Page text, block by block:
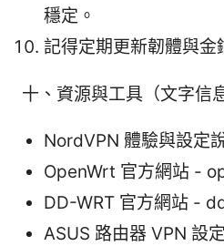
穩定。
記得定期更新韌體與金
十、資源與工具（文字信
NordVPN 體驗與設定
OpenWrt 官方網站 -
DD-WRT 官方網站 -
ASUS 路由器 VPN 設